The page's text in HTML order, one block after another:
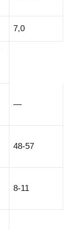
7,0
—
48-57
8-11